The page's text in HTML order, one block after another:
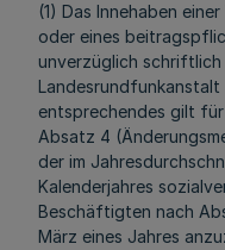
(1) Das Innehaben
oder eines
unverzüglich
Landesrundfunkanstalt
entsprechendes gilt
Absatz 4
der im
Kalenderjahres
Beschäftigten nach
März eines Jahres